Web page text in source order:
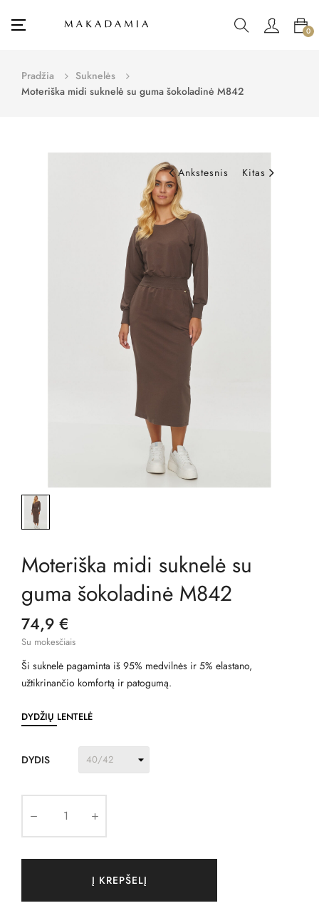
Toggle
☰ 0
Pradžia
Suknelės
Moteriška midi suknelė su guma šokoladinė M842
Ankstesnis Kitas
Moteriška midi suknelė su
guma šokoladinė M842
74,9 €
Su mokesčiais
Ši suknelė pagaminta iš 95% medvilnės ir 5% elastano,
užtikrinančio komfortą ir patogumą.
DYDŽIŲ LENTELĖ
DYDIS
Į KREPŠELĮ